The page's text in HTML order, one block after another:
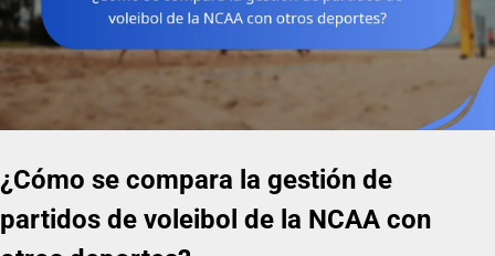
¿Cómo se compara la gestión de
partidos de voleibol de la NCAA con